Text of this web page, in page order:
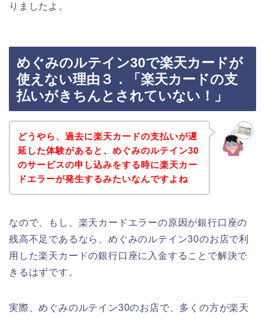
りましたよ。
めぐみのルテイン30で楽天カードが
使えない理由３．「楽天カードの支
払いがきちんとされていない！」
どうやら、過去に楽天カードの支払いが遅
延した体験があると、めぐみのルテイン30
のサービスの申し込みをする時に楽天カー
ドエラーが発生するみたいなんですよね
なので、もし、楽天カードエラーの原因が銀行口座の
残高不足であるなら、めぐみのルテイン30のお店で利
用した楽天カードの銀行口座に入金することで解決で
きるはずです。
実際、めぐみのルテイン30のお店で、多くの方が楽天